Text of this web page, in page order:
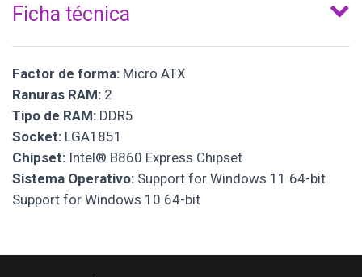
Ficha técnica
Factor de forma: Micro ATX
Ranuras RAM: 2
Tipo de RAM: DDR5
Socket: LGA1851
Chipset: Intel® B860 Express Chipset
Sistema Operativo: Support for Windows 11 64-bit
Support for Windows 10 64-bit